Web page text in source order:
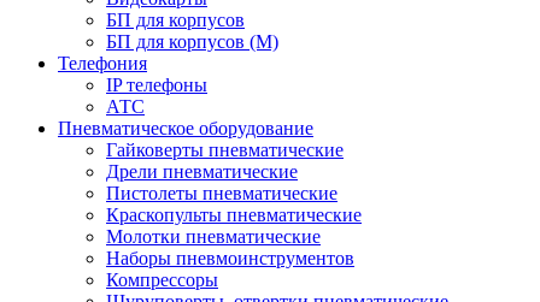
БП для корпусов
БП для корпусов (М)
Телефония
IP телефоны
АТС
Пневматическое оборудование
Гайковерты пневматические
Дрели пневматические
Пистолеты пневматические
Краскопульты пневматические
Молотки пневматические
Наборы пневмоинструментов
Компрессоры